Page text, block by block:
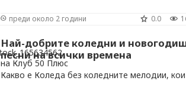
преди около 2 години 0.0
Най-добрите коледни и
песни на всички времена
на Клуб 50 Плюс
Какво е Коледа без коледните мелодии,